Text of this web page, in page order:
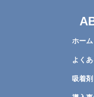
ホーム
よく
吸着